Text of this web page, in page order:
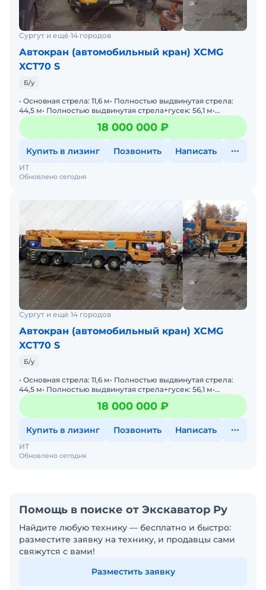
Сургут и ещё 14 городов
Автокран (автомобильный кран) XCMG
XCT70 S
Б/у
• Основная стрела: 11,6 м• Полностью выдвинутая стрела:
44,5 м• Полностью выдвинутая стрела+гусек: 56,1 м•
Наработка двигателя 3866 М/Ч&bull
18 000 000 ₽
Купить в лизинг Позвонить Написать
Обновлено сегодня
ИТ
Сургут и ещё 14 городов
Автокран (автомобильный кран) XCMG
XCT70 S
Б/у
• Основная стрела: 11,6 м• Полностью выдвинутая стрела:
44,5 м• Полностью выдвинутая стрела+гусек: 56,1 м•
Наработка двигателя 3866 М/Ч&bull
18 000 000 ₽
Купить в лизинг Позвонить Написать
Обновлено сегодня
ИТ
Помощь в поиске от Экскаватор Ру
Найдите любую технику — бесплатно и быстро:
разместите заявку на технику, и продавцы сами
свяжутся с вами!
Разместить заявку